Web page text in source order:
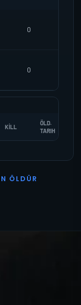
0
0
KILL
ÖLD.
TARIH
N Ö L D Ü R